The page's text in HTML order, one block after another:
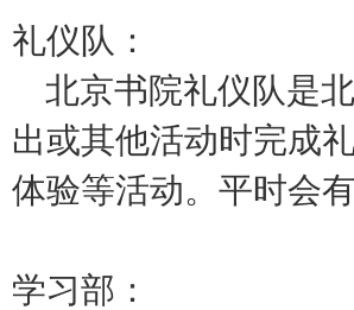
礼仪队：
北京书院礼仪队是
出或其他活动时完成
体验等活动。平时会
学习部：